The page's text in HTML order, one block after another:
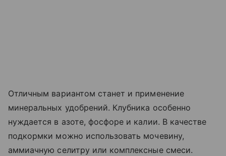
Отличным вариантом станет и применение
минеральных удобрений. Клубника особенно
нуждается в азоте, фосфоре и калии. В качестве
подкормки можно использовать мочевину,
аммиачную селитру или комплексные смеси.